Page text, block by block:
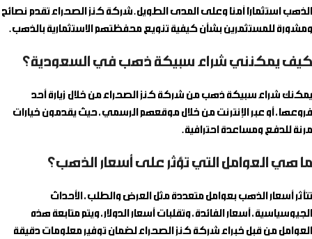
الذهب استثمارًا آمنًا وعلى المدى الطويل. شركة كنز الصحراء تقدم نصائح
ومشورة للمستثمرين بشأن كيفية تنويع محفظتهم الاستثمارية بالذهب.
كيف يمكنني شراء سبيكة ذهب في السعودية؟
يمكنك شراء سبيكة ذهب من شركة كنز الصحراء من خلال زيارة أحد
فروعها، أو عبر الإنترنت من خلال موقعهم الرسمي، حيث يقدمون خيارات
مرنة للدفع ومساعدة احترافية.
ما هي العوامل التي تؤثر على أسعار الذهب؟
تتأثر أسعار الذهب بعوامل متعددة مثل العرض والطلب، الأحداث
الجيوسياسية، أسعار الفائدة، وتقلبات أسعار الدولار، ويتم متابعة هذه
العوامل من قبل خبراء شركة كنز الصحراء لضمان توفير معلومات دقيقة